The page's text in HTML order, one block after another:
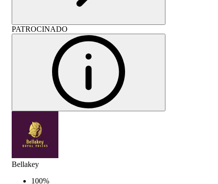
PATROCINADO
Bellakey
100%